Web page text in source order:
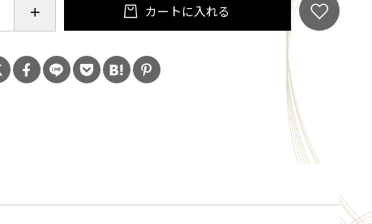
カートに入れる